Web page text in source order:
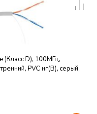
(Класс D), 100МГц,
PVC нг(B), серый,